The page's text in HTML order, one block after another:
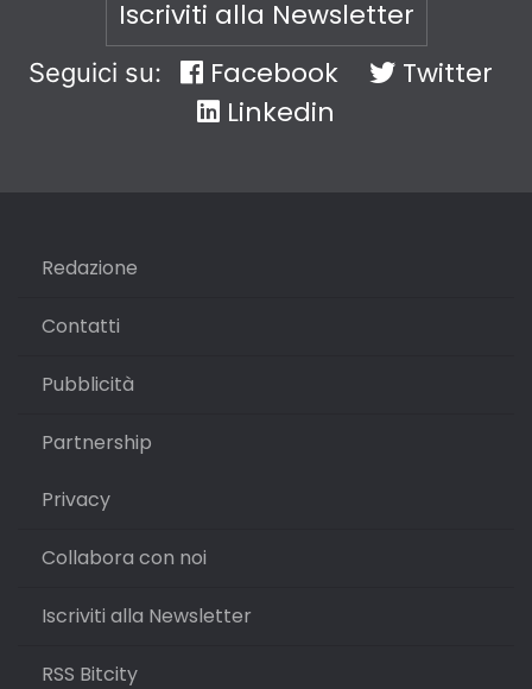
Iscriviti alla Newsletter
Seguici su: Facebook
Twitter
Linkedin
Redazione
Contatti
Pubblicità
Partnership
Privacy
Collabora con noi
Iscriviti alla Newsletter
RSS Bitcity